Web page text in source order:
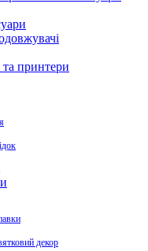
принтери
декор